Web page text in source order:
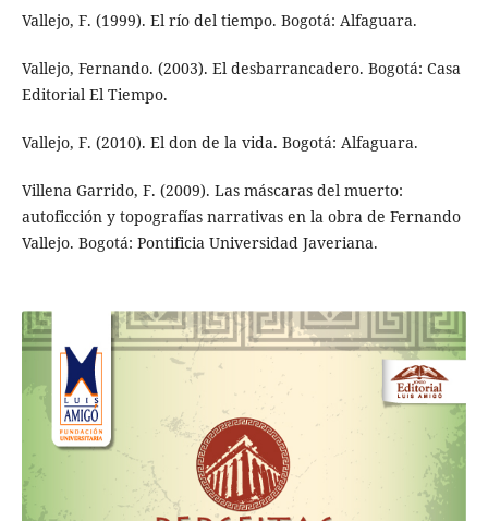
Vallejo, F. (1999). El río del tiempo. Bogotá: Alfaguara.
Vallejo, Fernando. (2003). El desbarrancadero. Bogotá: Casa
Editorial El Tiempo.
Vallejo, F. (2010). El don de la vida. Bogotá: Alfaguara.
Villena Garrido, F. (2009). Las máscaras del muerto:
autoficción y topografías narrativas en la obra de Fernando
Vallejo. Bogotá: Pontificia Universidad Javeriana.